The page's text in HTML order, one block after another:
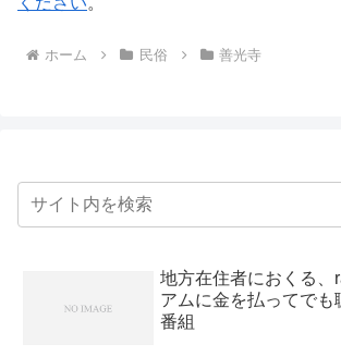
ホーム 民俗 善光寺
地方在住者におくる、
アムに金を払ってでも
番組